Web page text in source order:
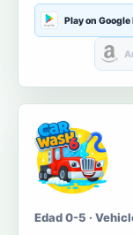
Play on Google
Edad 0-5 ·